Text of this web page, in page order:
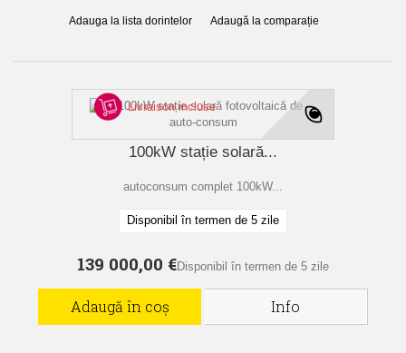
Adauga la lista dorintelor Adaugă la comparație
Livraison incluse
100kW stație solară...
autoconsum complet 100kW...
Disponibil în termen de 5 zile
139 000,00 €Disponibil în termen de 5 zile
Adaugă în coș Info